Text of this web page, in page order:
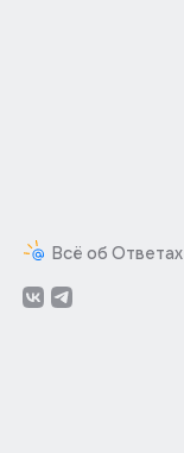
Всё об Ответах